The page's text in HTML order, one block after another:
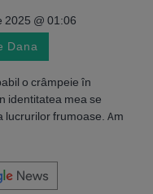
2025 @ 01:06
Dana
o crâmpeie în
identitatea mea se
lucrurilor frumoase. Am